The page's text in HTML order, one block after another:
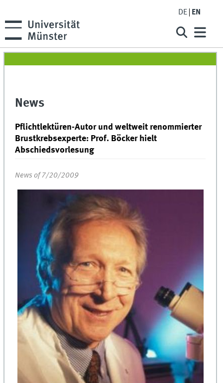
DE EN
News
Pflichtlektüren-Autor und weltweit renommierter
Brustkrebsexperte: Prof. Böcker hielt
Abschiedsvorlesung
News of 7/20/2009